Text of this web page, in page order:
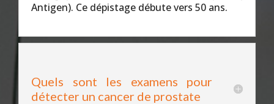
Antigen). Ce dépistage débute vers 50 ans.
Quels sont les examens pour
détecter un cancer de prostate